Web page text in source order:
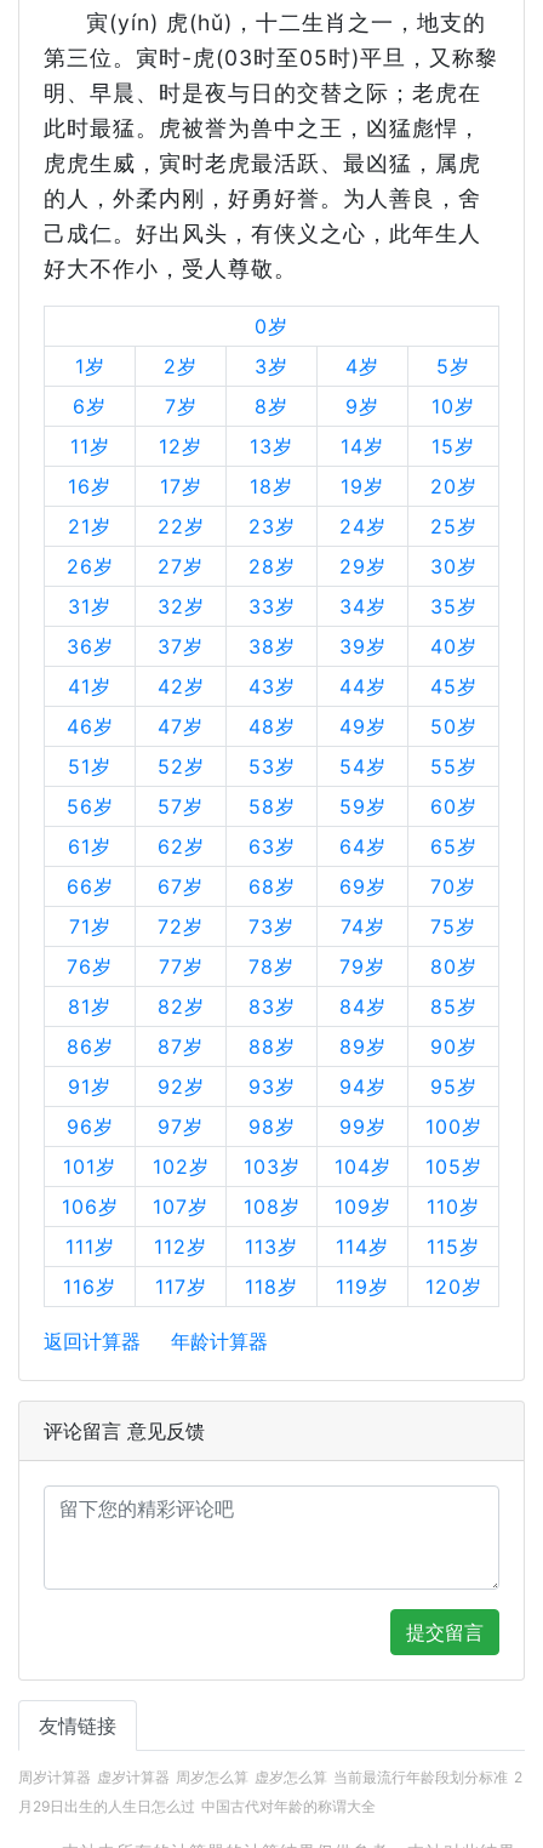
寅(yín) 虎(hǔ)，十二生肖之一，地支的
第三位。寅时-虎(03时至05时)平旦，又称黎
明、早晨、时是夜与日的交替之际；老虎在
此时最猛。虎被誉为兽中之王，凶猛彪悍，
虎虎生威，寅时老虎最活跃、最凶猛，属虎
的人，外柔内刚，好勇好誉。为人善良，舍
己成仁。好出风头，有侠义之心，此年生人
好大不作小，受人尊敬。
0岁
1岁
2岁 3岁 4岁
5岁
6岁
7岁 8岁 9岁
10岁
11岁
12岁 13岁 14岁
15岁
16岁
17岁 18岁 19岁
20岁
21岁
22岁 23岁 24岁
25岁
26岁
27岁 28岁 29岁
30岁
31岁
32岁 33岁 34岁
35岁
36岁
37岁 38岁 39岁
40岁
41岁
42岁 43岁 44岁
45岁
46岁
47岁 48岁 49岁
50岁
51岁
52岁 53岁 54岁
55岁
56岁
57岁 58岁 59岁
60岁
61岁
62岁 63岁 64岁
65岁
66岁
67岁 68岁 69岁
70岁
71岁
72岁 73岁 74岁
75岁
76岁
77岁 78岁 79岁
80岁
81岁
82岁 83岁 84岁
85岁
86岁
87岁 88岁 89岁
90岁
91岁
92岁 93岁 94岁
95岁
96岁
97岁 98岁 99岁
100岁
101岁
102岁 103岁 104岁
105岁
106岁
107岁 108岁 109岁
110岁
111岁
112岁 113岁 114岁
115岁
116岁
117岁 118岁 119岁 120岁
返回计算器 年龄计算器
评论留言 意见反馈
提交留言
友情链接
周岁计算器 虚岁计算器 周岁怎么算 虚岁怎么算 当前最流行年龄段划分标准 2
月29日出生的人生日怎么过 中国古代对年龄的称谓大全